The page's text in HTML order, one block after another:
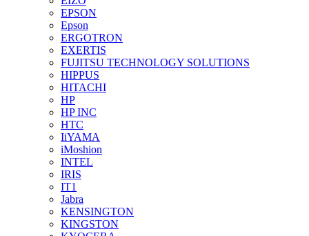
EPSON
Epson
ERGOTRON
EXERTIS
FUJITSU TECHNOLOGY SOLUTIONS
HIPPUS
HITACHI
HP
HP INC
HTC
IiYAMA
iMoshion
INTEL
IRIS
IT1
Jabra
KENSINGTON
KINGSTON